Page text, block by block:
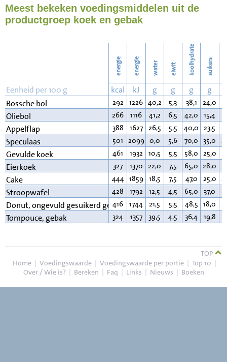
Strijken 108
124
Meest bekeken voedingsmiddelen uit de
productgroep koek en gebak
energie energie water eiwit koolhydraten suikers
Eenheid per 100 g kcal kJ g g g g
Bossche bol
292 1226 40,2 5,3 38,1 24,0
Oliebol 266 1116 41,2 6,5 42,0 15,4
Appelflap 388 1627 26,5 5,5 40,0 23,5
Speculaas 501 2099 0,0 5,6 70,0 35,0
Gevulde koek 461 1932 10,5 5,5 58,0 25,0
Eierkoek 327 1370 22,0 7,5 65,0 28,0
Cake 444 1859 18,5 7,5 47,0 25,0
Stroopwafel 428 1792 12,5 4,5 65,0 37,0
Donut, ongevuld gesuikerd gem.
416 1744 21,5 5,5 48,5 18,0
Tompouce, gebak 324 1357 39,5 4,5 36,4 19,8
TOP
Home | Voedingswaarde | Voedingswaarde per portie | Top 10 |
Over / Wie is? | Bereken | Faq | Links | Nieuws | Boeken